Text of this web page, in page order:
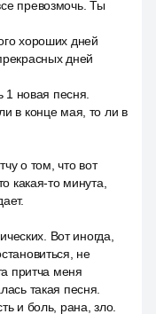
превозмочь. Ты
хороших дней
дней
новая песня.
в конце мая, то ли в
о том, что вот
какая-то минута,
Вот иногда,
не
притча меня
такая песня.
и боль, рана, зло.